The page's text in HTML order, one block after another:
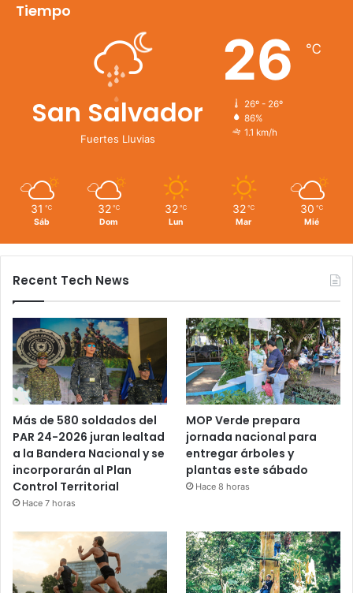
Tiempo
San Salvador
Fuertes Lluvias
26 ℃
26º - 26º
86%
1.1 km/h
31 ℃
Sáb
32 ℃
Dom
32 ℃
Lun
32 ℃
Mar
30 ℃
Mié
Recent Tech News
Más de 580 soldados del
PAR 24-2026 juran lealtad
a la Bandera Nacional y se
incorporarán al Plan
Control Territorial
Hace 7 horas
MOP Verde prepara
jornada nacional para
entregar árboles y
plantas este sábado
Hace 8 horas